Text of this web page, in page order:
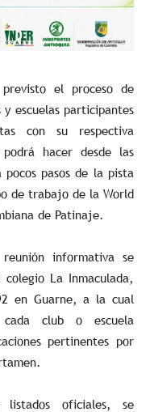
el proceso de
escuelas participantes
con su respectiva
hacer desde las
pasos de la pista
de trabajo de la World
de Patinaje.
informativa se
La Inmaculada,
en Guarne, a la cual
club o escuela
pertinentes por
listados oficiales, se